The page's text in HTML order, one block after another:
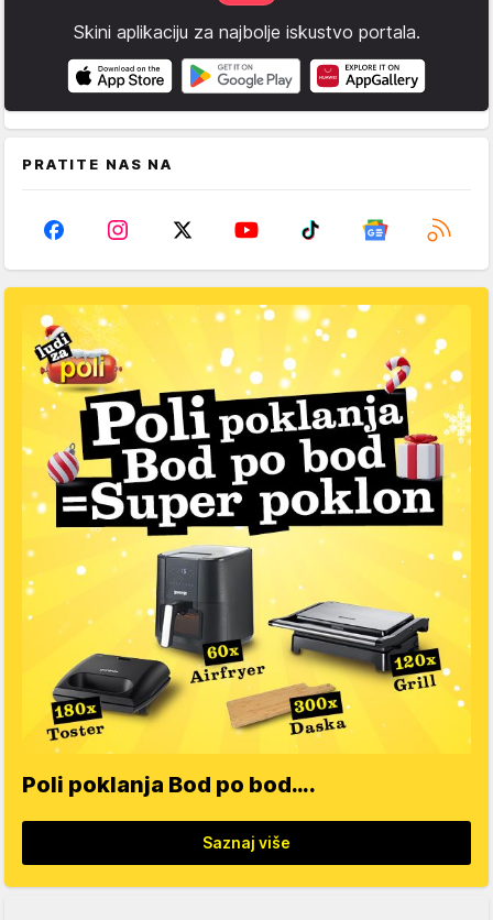
Skini aplikaciju za najbolje iskustvo portala.
PRATITE NAS NA
Poli poklanja Bod po bod….
Saznaj više